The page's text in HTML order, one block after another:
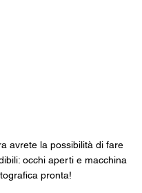
avrete la possibilità di fare
occhi aperti e macchina
pronta!